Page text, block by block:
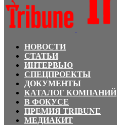
НОВОСТИ
СТАТЬИ
ИНТЕРВЬЮ
СПЕЦПРОЕКТЫ
ДОКУМЕНТЫ
КАТАЛОГ КОМПАНИЙ
В ФОКУСЕ
ПРЕМИЯ TRIBUNE
МЕДИАКИТ